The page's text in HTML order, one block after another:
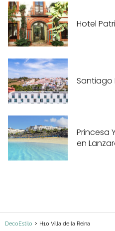
Hotel
Santiago
Princesa
en
DecoEstilo H10 Villa de la Reina